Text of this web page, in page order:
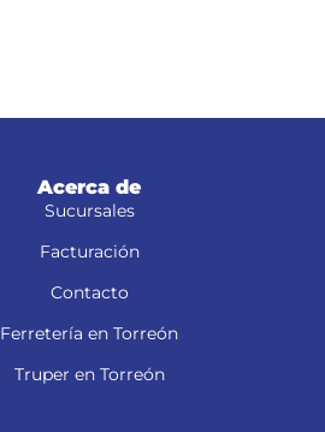
Acerca de
Sucursales
Facturación
Contacto
Ferretería en Torreón
Truper en Torreón